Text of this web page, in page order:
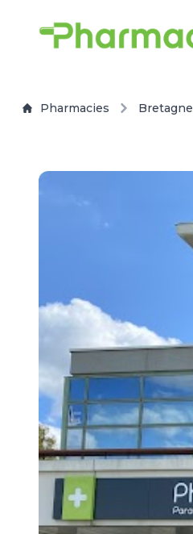
Pharmacies Bretagne